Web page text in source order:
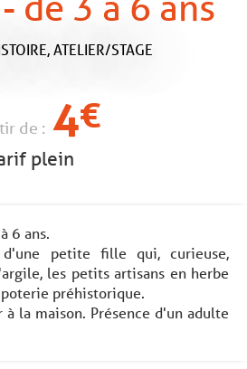
ATELIER/STAGE
de : 4€
plein
6 ans.
petite fille qui, curieuse,
les petits artisans en herbe
préhistorique.
la maison. Présence d'un adulte